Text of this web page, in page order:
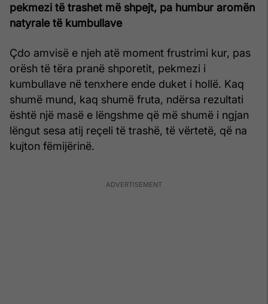
pekmezi të trashet më shpejt, pa humbur aromën
natyrale të kumbullave
Çdo amvisë e njeh atë moment frustrimi kur, pas
orësh të tëra pranë shporetit, pekmezi i
kumbullave në tenxhere ende duket i hollë. Kaq
shumë mund, kaq shumë fruta, ndërsa rezultati
është një masë e lëngshme që më shumë i ngjan
lëngut sesa atij reçeli të trashë, të vërtetë, që na
kujton fëmijërinë.